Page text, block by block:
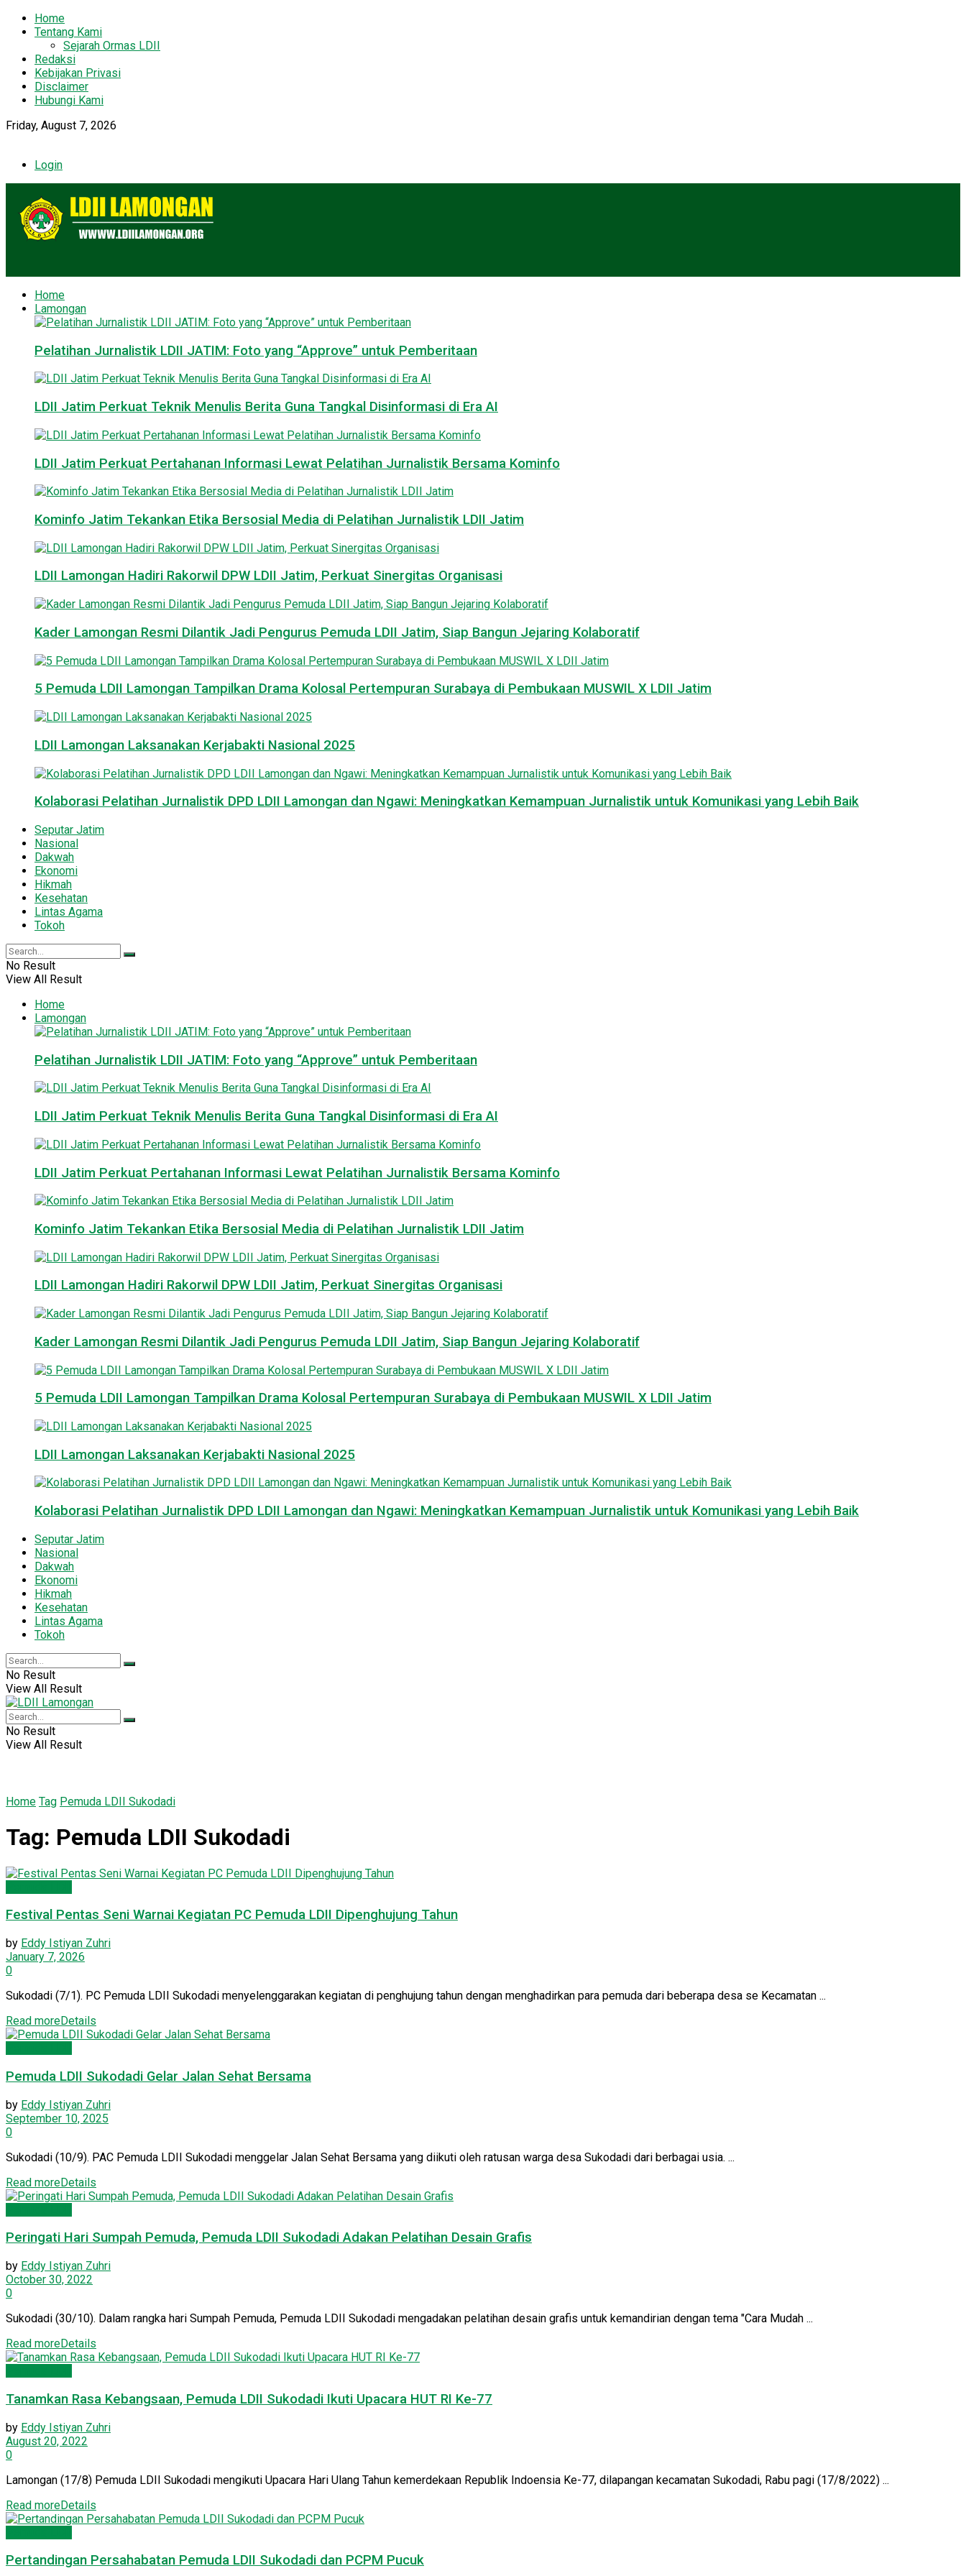
Home
Tentang Kami
Sejarah Ormas LDII
Redaksi
Kebijakan Privasi
Disclaimer
Hubungi Kami
Friday, August 7, 2026
Login
Home
Lamongan
Pelatihan Jurnalistik LDII JATIM: Foto yang “Approve” untuk Pemberitaan
LDII Jatim Perkuat Teknik Menulis Berita Guna Tangkal Disinformasi di Era AI
LDII Jatim Perkuat Pertahanan Informasi Lewat Pelatihan Jurnalistik Bersama Kominfo
Kominfo Jatim Tekankan Etika Bersosial Media di Pelatihan Jurnalistik LDII Jatim
LDII Lamongan Hadiri Rakorwil DPW LDII Jatim, Perkuat Sinergitas Organisasi
Kader Lamongan Resmi Dilantik Jadi Pengurus Pemuda LDII Jatim, Siap Bangun Jejaring Kolaboratif
5 Pemuda LDII Lamongan Tampilkan Drama Kolosal Pertempuran Surabaya di Pembukaan MUSWIL X LDII Jatim
LDII Lamongan Laksanakan Kerjabakti Nasional 2025
Kolaborasi Pelatihan Jurnalistik DPD LDII Lamongan dan Ngawi: Meningkatkan Kemampuan Jurnalistik untuk Komunikasi yang Lebih Baik
Seputar Jatim
Nasional
Dakwah
Ekonomi
Hikmah
Kesehatan
Lintas Agama
Tokoh
No Result
View All Result
Home
Lamongan
Pelatihan Jurnalistik LDII JATIM: Foto yang “Approve” untuk Pemberitaan
LDII Jatim Perkuat Teknik Menulis Berita Guna Tangkal Disinformasi di Era AI
LDII Jatim Perkuat Pertahanan Informasi Lewat Pelatihan Jurnalistik Bersama Kominfo
Kominfo Jatim Tekankan Etika Bersosial Media di Pelatihan Jurnalistik LDII Jatim
LDII Lamongan Hadiri Rakorwil DPW LDII Jatim, Perkuat Sinergitas Organisasi
Kader Lamongan Resmi Dilantik Jadi Pengurus Pemuda LDII Jatim, Siap Bangun Jejaring Kolaboratif
5 Pemuda LDII Lamongan Tampilkan Drama Kolosal Pertempuran Surabaya di Pembukaan MUSWIL X LDII Jatim
LDII Lamongan Laksanakan Kerjabakti Nasional 2025
Kolaborasi Pelatihan Jurnalistik DPD LDII Lamongan dan Ngawi: Meningkatkan Kemampuan Jurnalistik untuk Komunikasi yang Lebih Baik
Seputar Jatim
Nasional
Dakwah
Ekonomi
Hikmah
Kesehatan
Lintas Agama
Tokoh
No Result
View All Result
No Result
View All Result
Home Tag Pemuda LDII Sukodadi
Tag: Pemuda LDII Sukodadi
Festival Pentas Seni Warnai Kegiatan PC Pemuda LDII Dipenghujung Tahun
by Eddy Istiyan Zuhri
January 7, 2026
0
Sukodadi (7/1). PC Pemuda LDII Sukodadi menyelenggarakan kegiatan di penghujung tahun dengan menghadirkan para pemuda dari beberapa desa se Kecamatan ...
Read moreDetails
Pemuda LDII Sukodadi Gelar Jalan Sehat Bersama
by Eddy Istiyan Zuhri
September 10, 2025
0
Sukodadi (10/9). PAC Pemuda LDII Sukodadi menggelar Jalan Sehat Bersama yang diikuti oleh ratusan warga desa Sukodadi dari berbagai usia. ...
Read moreDetails
Peringati Hari Sumpah Pemuda, Pemuda LDII Sukodadi Adakan Pelatihan Desain Grafis
by Eddy Istiyan Zuhri
October 30, 2022
0
Sukodadi (30/10). Dalam rangka hari Sumpah Pemuda, Pemuda LDII Sukodadi mengadakan pelatihan desain grafis untuk kemandirian dengan tema "Cara Mudah ...
Read moreDetails
Tanamkan Rasa Kebangsaan, Pemuda LDII Sukodadi Ikuti Upacara HUT RI Ke-77
by Eddy Istiyan Zuhri
August 20, 2022
0
Lamongan (17/8) Pemuda LDII Sukodadi mengikuti Upacara Hari Ulang Tahun kemerdekaan Republik Indoensia Ke-77, dilapangan kecamatan Sukodadi, Rabu pagi (17/8/2022) ...
Read moreDetails
Pertandingan Persahabatan Pemuda LDII Sukodadi dan PCPM Pucuk